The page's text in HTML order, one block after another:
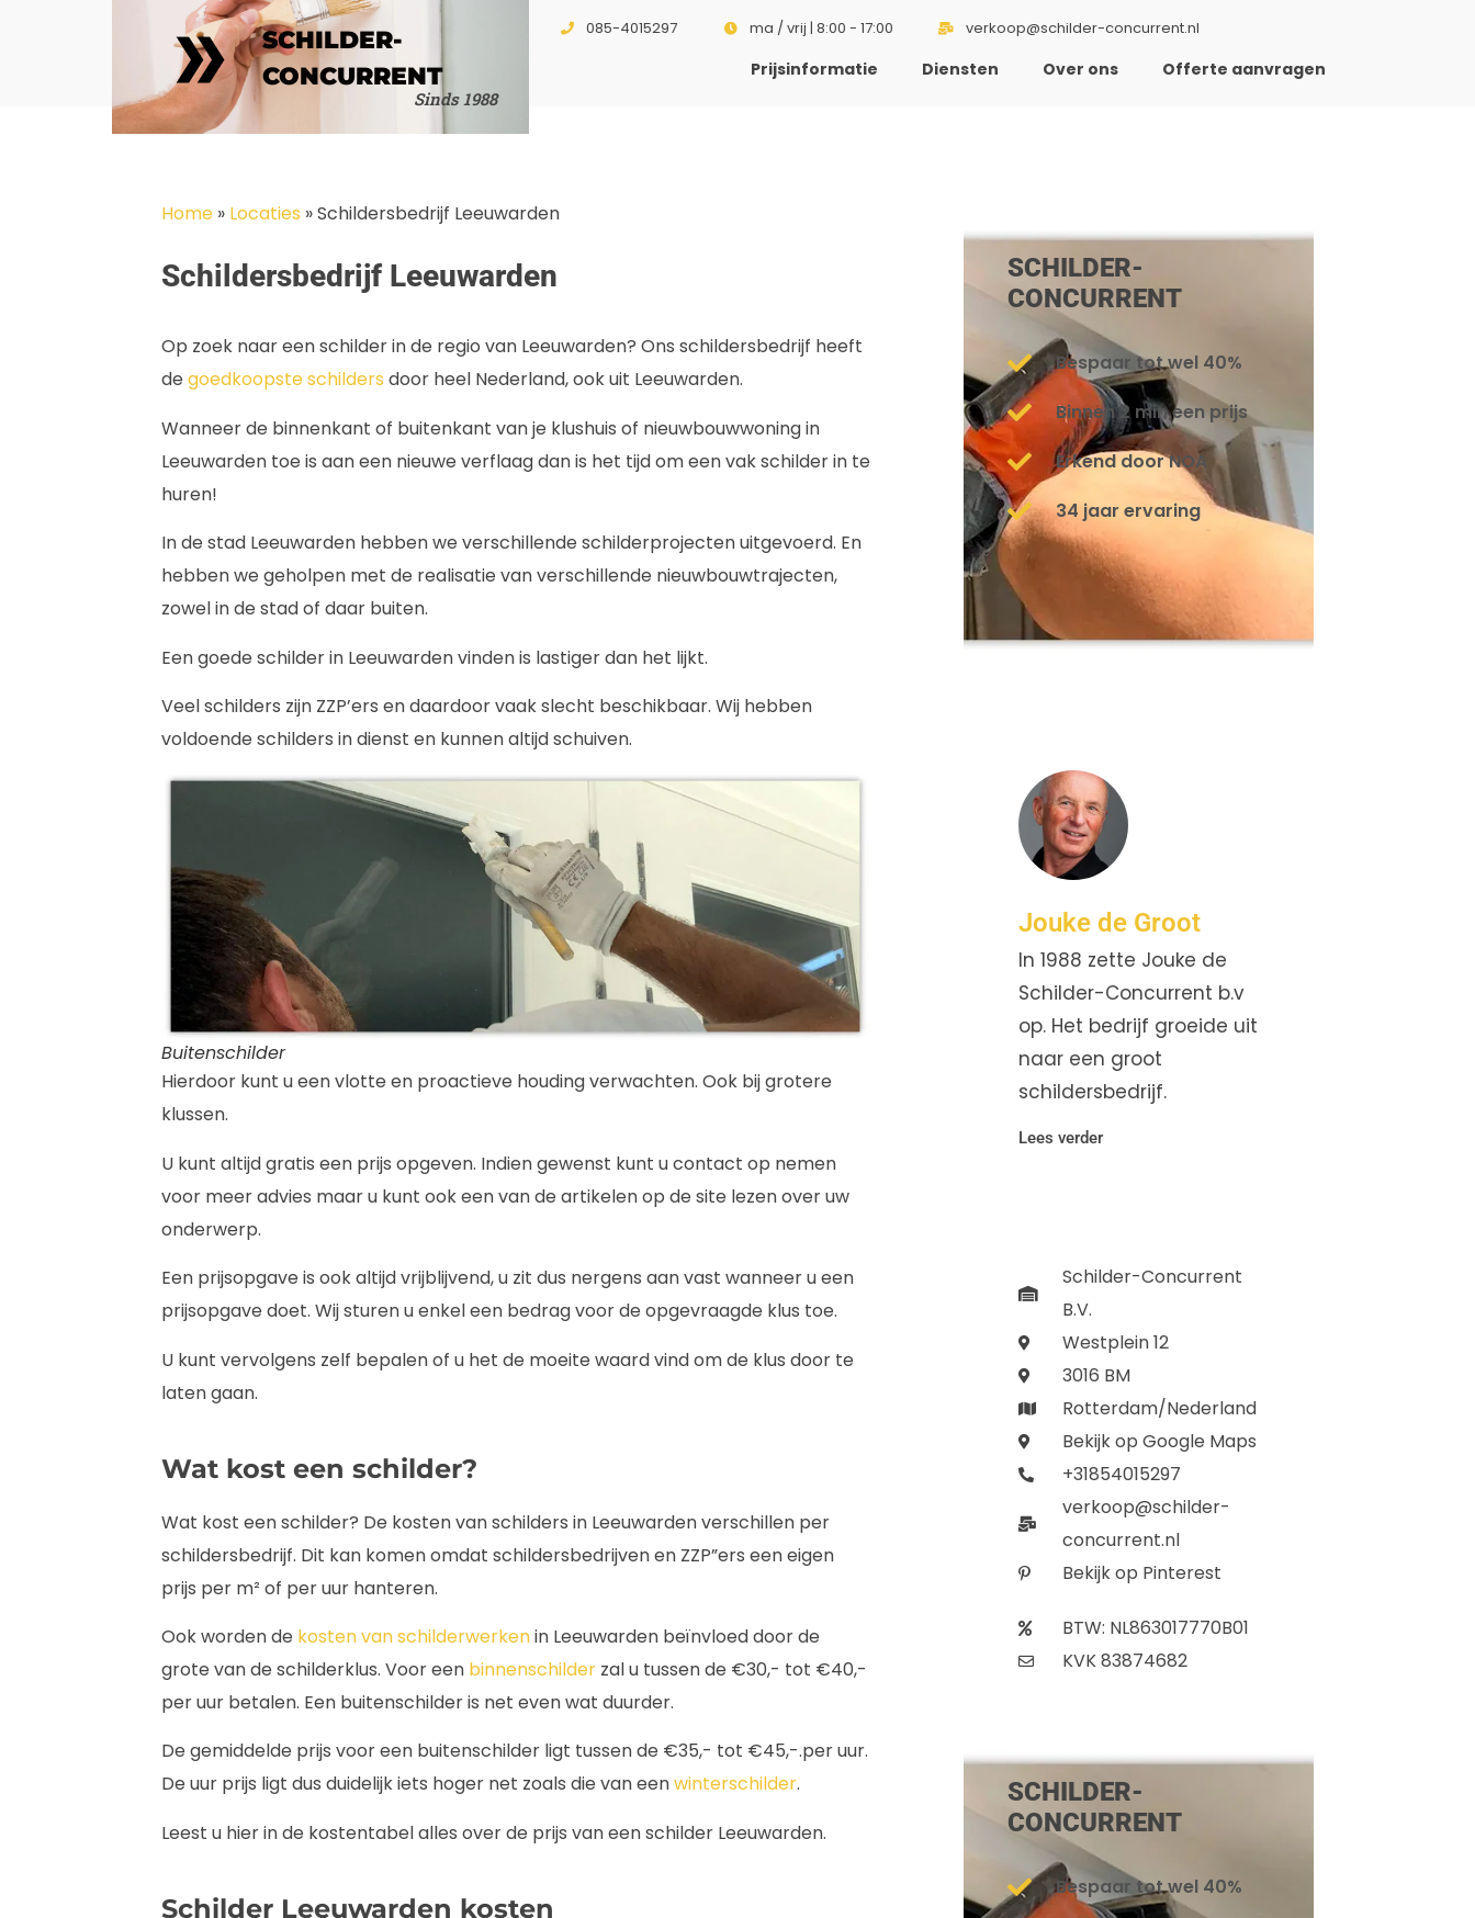
SCHILDER-
CONCURRENT
Sinds 1988
085-4015297 ma / vrij | 8:00 - 17:00 verkoop@schilder-concurrent.nl
Prijsinformatie Diensten Over ons Offerte aanvragen
Home » Locaties »Schildersbedrijf Leeuwarden
Schildersbedrijf Leeuwarden
Op zoek naar een schilder in de regio van Leeuwarden? Ons schildersbedrijf heeft
de goedkoopste schilders door heel Nederland, ook uit Leeuwarden.
Wanneer de binnenkant of buitenkant van je klushuis of nieuwbouwwoning in
Leeuwarden toe is aan een nieuwe verflaag dan is het tijd om een vak schilder in te
huren!
In de stad Leeuwarden hebben we verschillende schilderprojecten uitgevoerd. En
hebben we geholpen met de realisatie van verschillende nieuwbouwtrajecten,
zowel in de stad of daar buiten.
Een goede schilder in Leeuwarden vinden is lastiger dan het lijkt.
Veel schilders zijn ZZP’ers en daardoor vaak slecht beschikbaar. Wij hebben
voldoende schilders in dienst en kunnen altijd schuiven.
Buitenschilder
Hierdoor kunt u een vlotte en proactieve houding verwachten. Ook bij grotere
klussen.
U kunt altijd gratis een prijs opgeven. Indien gewenst kunt u contact op nemen
voor meer advies maar u kunt ook een van de artikelen op de site lezen over uw
onderwerp.
Een prijsopgave is ook altijd vrijblijvend, u zit dus nergens aan vast wanneer u een
prijsopgave doet. Wij sturen u enkel een bedrag voor de opgevraagde klus toe.
U kunt vervolgens zelf bepalen of u het de moeite waard vind om de klus door te
laten gaan.
Wat kost een schilder?
Wat kost een schilder? De kosten van schilders in Leeuwarden verschillen per
schildersbedrijf. Dit kan komen omdat schildersbedrijven en ZZP”ers een eigen
prijs per m² of per uur hanteren.
Ook worden de kosten van schilderwerkenin Leeuwarden beïnvloed door de
grote van de schilderklus. Voor een binnenschilder zal u tussen de €30,- tot €40,-
per uur betalen. Een buitenschilder is net even wat duurder.
De gemiddelde prijs voor een buitenschilder ligt tussen de €35,- tot €45,-.per uur.
De uur prijs ligt dus duidelijk iets hoger net zoals die van eenwinterschilder.
Leest u hier in de kostentabel alles over de prijs van een schilder Leeuwarden.
Schilder Leeuwarden kosten
SCHILDER-
CONCURRENT
Bespaar tot wel 40%
Binnen 2 min een prijs
Erkend door NOA
34 jaar ervaring
Jouke de Groot
In 1988 zette Jouke de
Schilder-Concurrent b.v
op. Het bedrijf groeide uit
naar een groot
schildersbedrijf.
Lees verder
Schilder-Concurrent
B.V.
Westplein 12
3016 BM
Rotterdam/Nederland
Bekijk op Google Maps
+31854015297
verkoop@schilder-
concurrent.nl
Bekijk op Pinterest
BTW: NL863017770B01
KVK 83874682
SCHILDER-
CONCURRENT
Bespaar tot wel 40%